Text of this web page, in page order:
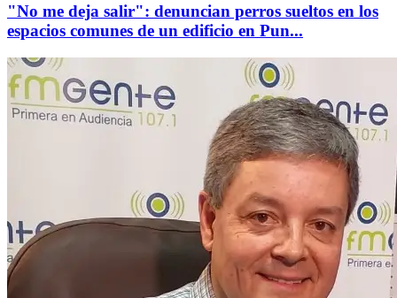
"No me deja salir": denuncian perros sueltos en los
espacios comunes de un edificio en Pun...